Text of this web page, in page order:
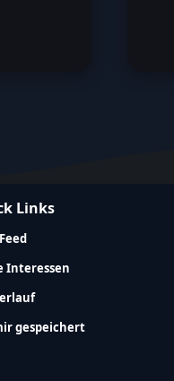
Links
Interessen
gespeichert